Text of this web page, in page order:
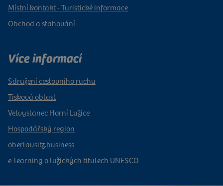
Místní kontakt - Turistické informace
Obchod a stahování
Více informací
Sdružení cestovního ruchu
Tisková oblast
Velvyslanec Horní Lužice
Hospodářský region
oberlausitz.business
e-learning o lužických titulech UNESCO